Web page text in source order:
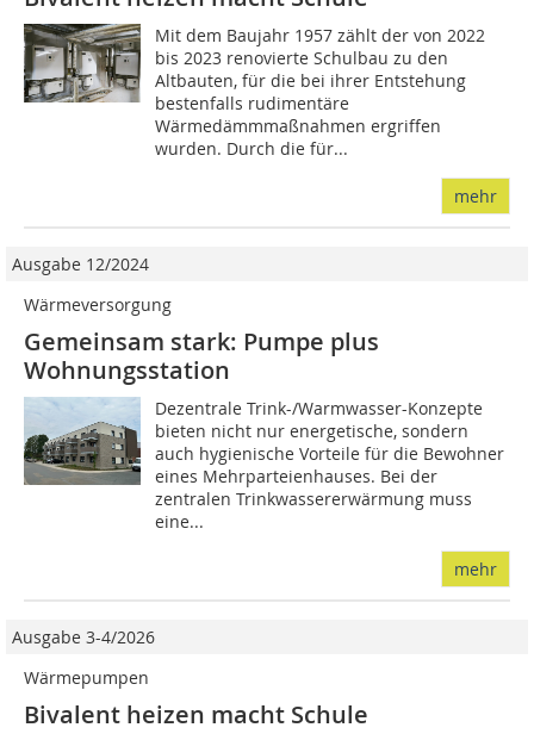
Mit dem Baujahr 1957 zählt der von 2022
bis 2023 renovierte Schulbau zu den
Altbauten, für die bei ihrer Entstehung
bestenfalls rudimentäre
Wärmedämmmaßnahmen ergriffen
wurden. Durch die für...
mehr
Ausgabe 12/2024
Wärmeversorgung
Gemeinsam stark: Pumpe plus
Wohnungsstation
Dezentrale Trink-/Warmwasser-Konzepte
bieten nicht nur energetische, sondern
auch hygienische Vorteile für die Bewohner
eines Mehrparteienhauses. Bei der
zentralen Trinkwassererwärmung muss
eine...
mehr
Ausgabe 3-4/2026
Wärmepumpen
Bivalent heizen macht Schule